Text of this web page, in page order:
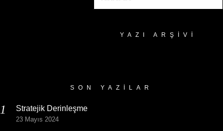
YAZI ARŞIVI
SON YAZILAR
Stratejik Derinleşme
23 Mayıs 2024